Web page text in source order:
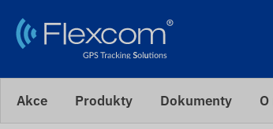
Akce Produkty Dokumenty